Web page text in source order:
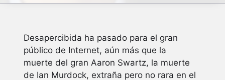
Desapercibida ha pasado para el gran
público de Internet, aún más que la
muerte del gran Aaron Swartz, la muerte
de Ian Murdock, extraña pero no rara en el